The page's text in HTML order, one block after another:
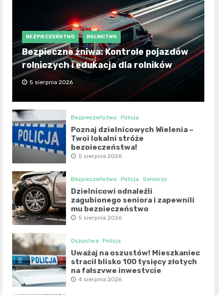
BEZPIECZEŃSTWO ROLNICTWO
Bezpieczne żniwa: Kontrole pojazdów
rolniczych i edukacja dla rolników
5 sierpnia 2026
Bezpieczeństwo Policja
Poznaj dzielnicowych Wielenia –
Twoi lokalni stróże
bezpieczeństwa!
5 sierpnia 2026
Bezpieczeństwo Policja Seniorzy
Dzielnicowi odnaleźli
zagubionego seniora i zapewnili
mu bezpieczeństwo
5 sierpnia 2026
Oszustwa Policja
Uważaj na oszustów! Mieszkaniec
stracił blisko 100 tysięcy złotych
na fałszywe inwestycje
4 sierpnia 2026